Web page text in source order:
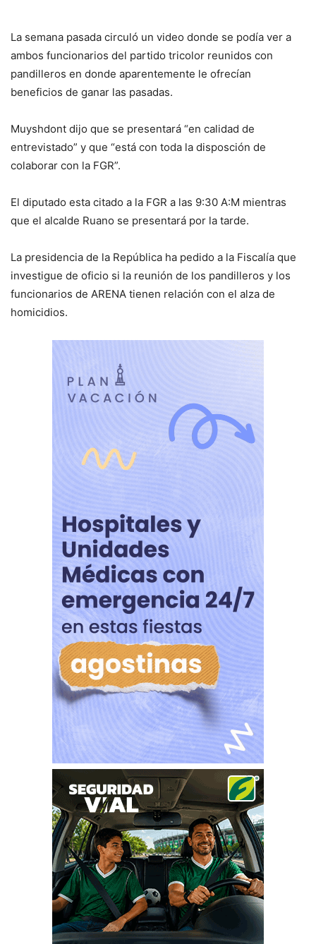
La semana pasada circuló un video donde se podía ver a
ambos funcionarios del partido tricolor reunidos con
pandilleros en donde aparentemente le ofrecían
beneficios de ganar las pasadas.
Muyshdont dijo que se presentará “en calidad de
entrevistado” y que “está con toda la disposción de
colaborar con la FGR”.
El diputado esta citado a la FGR a las 9:30 A:M mientras
que el alcalde Ruano se presentará por la tarde.
La presidencia de la República ha pedido a la Fiscalía que
investigue de oficio si la reunión de los pandilleros y los
funcionarios de ARENA tienen relación con el alza de
homicidios.